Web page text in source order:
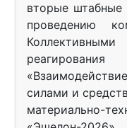
вторые штабные
проведению
силами и
материально-